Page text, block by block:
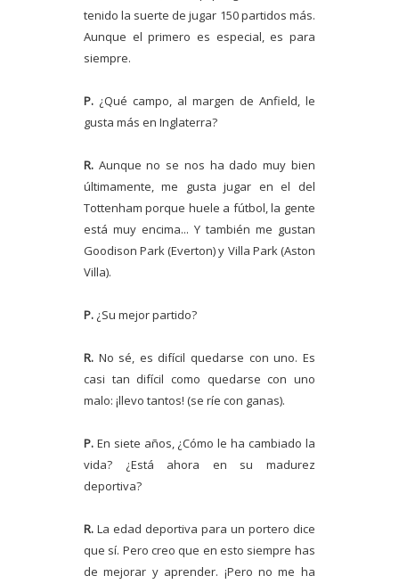
tenido la suerte de jugar 150 partidos más.
Aunque el primero es especial, es para
siempre.
P. ¿Qué campo, al margen de Anfield, le
gusta más en Inglaterra?
R. Aunque no se nos ha dado muy bien
últimamente, me gusta jugar en el del
Tottenham porque huele a fútbol, la gente
está muy encima... Y también me gustan
Goodison Park (Everton) y Villa Park (Aston
Villa).
P. ¿Su mejor partido?
R. No sé, es difícil quedarse con uno. Es
casi tan difícil como quedarse con uno
malo: ¡llevo tantos! (se ríe con ganas).
P. En siete años, ¿Cómo le ha cambiado la
vida? ¿Está ahora en su madurez
deportiva?
R. La edad deportiva para un portero dice
que sí. Pero creo que en esto siempre has
de mejorar y aprender. ¡Pero no me ha